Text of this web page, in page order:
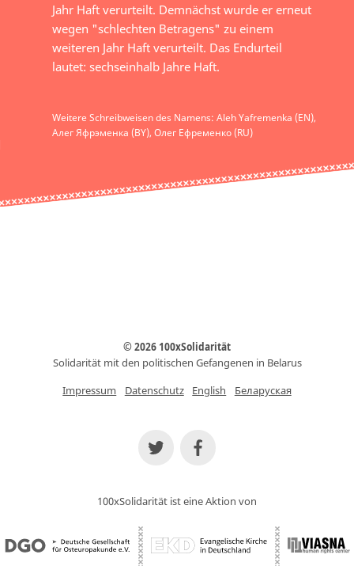
Jahr Haft verurteilt. Demnächst wurde er erneut
wegen "schlechten Betragens" zu einem
weiteren Jahr Haft verurteilt. Das Endurteil
lautet: sechseinhalb Jahre Haft.
Weitere Schreibweisen des Namens: Aleh Yafremenka (EN),
Алег Яфрэменка (BY), Олег Ефременко (RU)
© 2026 100xSolidarität
Solidarität mit den politischen Gefangenen in Belarus
Impressum
Datenschutz English Беларуская
100xSolidarität ist eine Aktion von